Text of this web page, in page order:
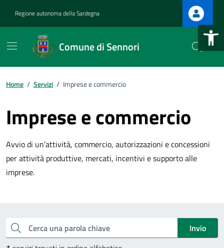
Apri la
Regione autonoma della Sardegna
Comune di Sennori
Home / Servizi / Imprese e commercio
Imprese e commercio
Avvio di un’attività, commercio, autorizzazioni e concessioni
per attività produttive, mercati, incentivi e supporto alle
imprese.
Cerca una parola chiave
Invio